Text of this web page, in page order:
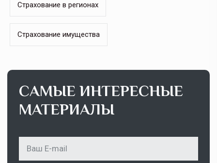
Страхование в регионах
Страхование имущества
САМЫЕ ИНТЕРЕСНЫЕ
МАТЕРИАЛЫ